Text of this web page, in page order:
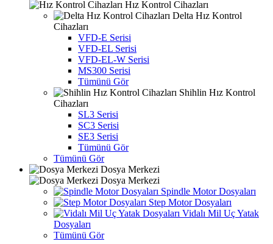
Hız Kontrol Cihazları
Delta Hız Kontrol
Cihazları
VFD-E Serisi
VFD-EL Serisi
VFD-EL-W Serisi
MS300 Serisi
Tümünü Gör
Shihlin Hız Kontrol
Cihazları
SL3 Serisi
SC3 Serisi
SE3 Serisi
Tümünü Gör
Tümünü Gör
Dosya Merkezi
Dosya Merkezi
Spindle Motor Dosyaları
Step Motor Dosyaları
Vidalı Mil Uç Yatak
Dosyaları
Tümünü Gör